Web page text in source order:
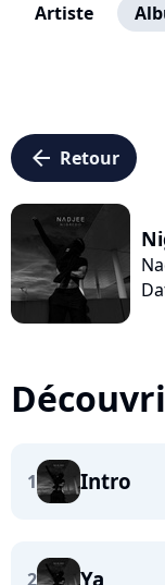
Artiste
arrow_left Retour
1 Intro
2 Ya